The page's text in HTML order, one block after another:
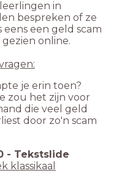
in
bespreken of ze
eens een geld scam
online.
je erin toen?
zou het zijn voor
die veel geld
door zo'n scam
- Tekstslide
klassikaal